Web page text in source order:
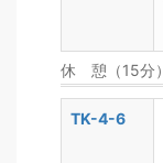
休 憩（15分）
TK-4-6